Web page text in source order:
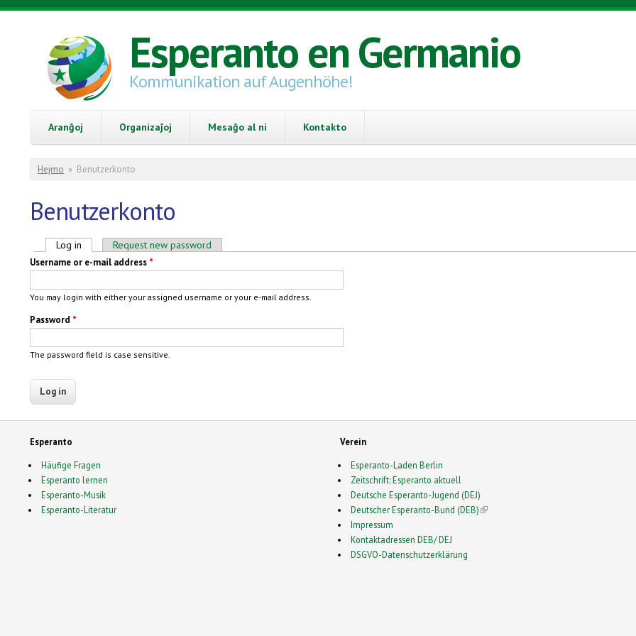
Skip to main content
Esperanto en Germanio
Kommunikation auf Augenhöhe!
Aranĝoj Organizaĵoj Mesaĝo al ni Kontakto
You are here
Hejmo » Benutzerkonto
Benutzerkonto
Primary tabs
Log in (active tab)Request new password
Username or e-mail address *
You may login with either your assigned username or your e-mail address.
Password *
The password field is case sensitive.
Esperanto
Häufige Fragen
Esperanto lernen
Esperanto-Musik
Esperanto-Literatur
Verein
Esperanto-Laden Berlin
Zeitschrift: Esperanto aktuell
Deutsche Esperanto-Jugend (DEJ)
Deutscher Esperanto-Bund (DEB)(link is external)
Impressum
Kontaktadressen DEB/ DEJ
DSGVO-Datenschutzerklärung